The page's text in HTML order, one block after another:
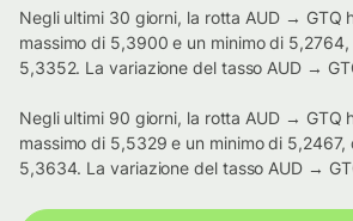
Negli ultimi 30 giorni, la rotta AUD → GTQ
massimo di 5,3900 e un minimo di
5,3352. La variazione del tasso AUD →
Negli ultimi 90 giorni, la rotta AUD → GTQ
massimo di 5,5329 e un minimo di 5,2467,
5,3634. La variazione del tasso AUD →